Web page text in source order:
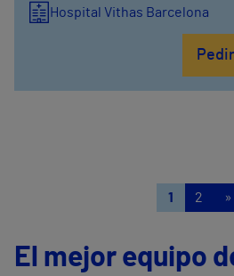
Hospital Vithas Barcelona
1 2 »
El mejor equipo